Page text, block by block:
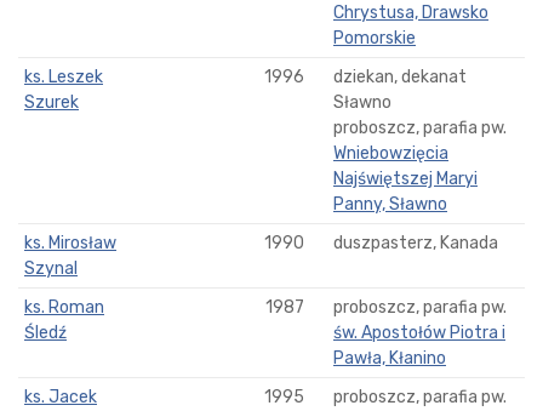
Chrystusa, Drawsko
Pomorskie
ks. Leszek
Szurek
1996
dziekan, dekanat
Sławno
proboszcz, parafia pw.
Wniebowzięcia
Najświętszej Maryi
Panny, Sławno
ks. Mirosław
Szynal
1990 duszpasterz, Kanada
ks. Roman
Śledź
1987
proboszcz, parafia pw.
św. Apostołów Piotra i
Pawła, Kłanino
ks. Jacek
1995
proboszcz, parafia pw.